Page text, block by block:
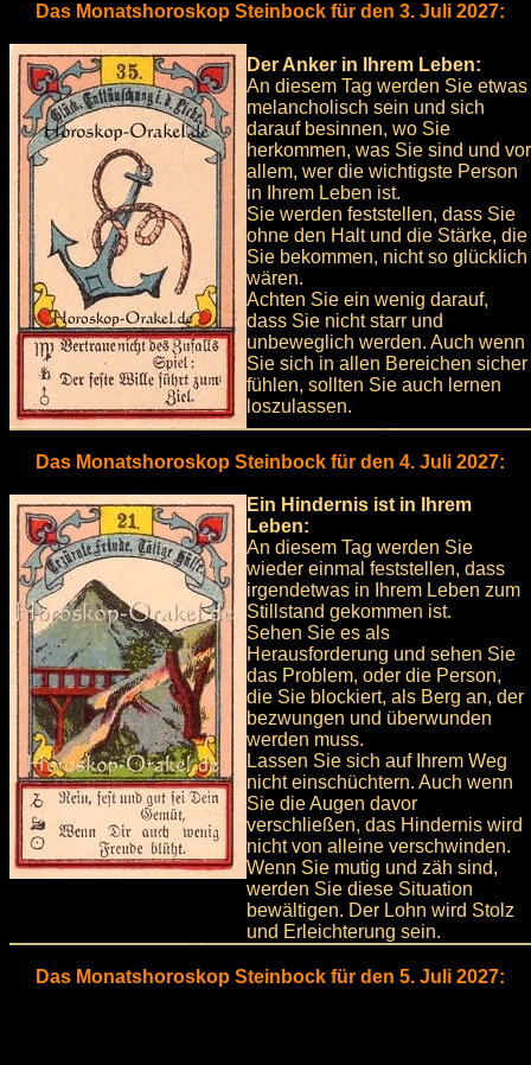
Das Monatshoroskop Steinbock für den 3. Juli 2027:
Der Anker in Ihrem Leben:
An diesem Tag werden Sie etwas
melancholisch sein und sich
darauf besinnen, wo Sie
herkommen, was Sie sind und vor
allem, wer die wichtigste Person
in Ihrem Leben ist.
Sie werden feststellen, dass Sie
ohne den Halt und die Stärke, die
Sie bekommen, nicht so glücklich
wären.
Achten Sie ein wenig darauf,
dass Sie nicht starr und
unbeweglich werden. Auch wenn
Sie sich in allen Bereichen sicher
fühlen, sollten Sie auch lernen
loszulassen.
Das Monatshoroskop Steinbock für den 4. Juli 2027:
Ein Hindernis ist in Ihrem
Leben:
An diesem Tag werden Sie
wieder einmal feststellen, dass
irgendetwas in Ihrem Leben zum
Stillstand gekommen ist.
Sehen Sie es als
Herausforderung und sehen Sie
das Problem, oder die Person,
die Sie blockiert, als Berg an, der
bezwungen und überwunden
werden muss.
Lassen Sie sich auf Ihrem Weg
nicht einschüchtern. Auch wenn
Sie die Augen davor
verschließen, das Hindernis wird
nicht von alleine verschwinden.
Wenn Sie mutig und zäh sind,
werden Sie diese Situation
bewältigen. Der Lohn wird Stolz
und Erleichterung sein.
Das Monatshoroskop Steinbock für den 5. Juli 2027: